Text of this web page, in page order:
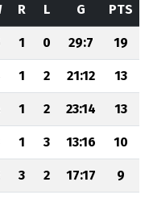
R L G PTS
1 0 29:7 19
1 2 21:12 13
1 2 23:14 13
1 3 13:16 10
3 2 17:17 9